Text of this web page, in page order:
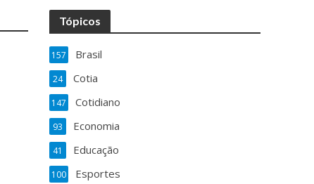
Tópicos
Brasil
157
Cotia
24
Cotidiano
147
Economia
93
Educação
41
Esportes
100